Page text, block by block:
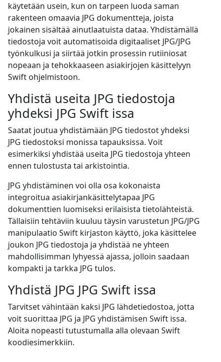
käytetään usein, kun on tarpeen luoda saman
rakenteen omaavia JPG dokumentteja, joista
jokainen sisältää ainutlaatuista dataa. Yhdistämällä
tiedostoja voit automatisoida digitaaliset JPG/JPG
työnkulkusi ja siirtää jotkin prosessin rutiiniosat
nopeaan ja tehokkaaseen asiakirjojen käsittelyyn
Swift ohjelmistoon.
Yhdistä useita JPG tiedostoja
yhdeksi JPG Swift issa
Saatat joutua yhdistämään JPG tiedostot yhdeksi
JPG tiedostoksi monissa tapauksissa. Voit
esimerkiksi yhdistää useita JPG tiedostoja yhteen
ennen tulostusta tai arkistointia.
JPG yhdistäminen voi olla osa kokonaista
integroitua asiakirjankäsittelytapaa JPG
dokumenttien luomiseksi erilaisista tietolähteistä.
Tällaisiin tehtäviin kuuluu täysin varustetun JPG/JPG
manipulaatio Swift kirjaston käyttö, joka käsittelee
joukon JPG tiedostoja ja yhdistää ne yhteen
mahdollisimman lyhyessä ajassa, jolloin saadaan
kompakti ja tarkka JPG tulos.
Yhdistä JPG JPG Swift issa
Tarvitset vähintään kaksi JPG lähdetiedostoa, jotta
voit suorittaa JPG ja JPG yhdistämisen Swift issa.
Aloita nopeasti tutustumalla alla olevaan Swift
koodiesimerkkiin.